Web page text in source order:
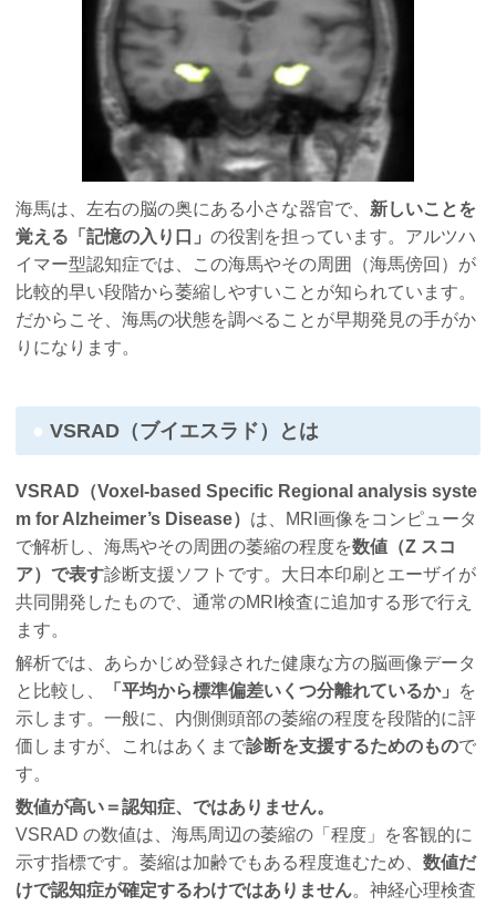
海馬は、左右の脳の奥にある小さな器官で、 新しいことを
覚える「記憶の入り口」の役割を担っています。アルツハ
イマー型認知症では、この海馬やその周囲（海馬傍回）が
比較的早い段階から萎縮しやすいことが知られています。
だからこそ、海馬の状態を調べることが早期発見の手がか
りになります。
VSRAD（ブイエスラド）とは
VSRAD（Voxel-based Specific Regional analysis syste
m for Alzheimer’s Disease） は、MRI画像をコンピュータ
で解析し、海馬やその周囲の萎縮の程度を数値（Z スコ
ア）で表す診断支援ソフトです。大日本印刷とエーザイが
共同開発したもので、通常のMRI検査に追加する形で行え
ます。
解析では、あらかじめ登録された健康な方の脳画像データ
と比較し、
「平均から標準偏差いくつ分離れているか」 を
示します。一般に、内側側頭部の萎縮の程度を段階的に評
価しますが、これはあくまで診断を支援するためのもので
す。
数値が高い＝認知症、ではありません。
VSRAD の数値は、海馬周辺の萎縮の「程度」を客観的に
示す指標です。萎縮は加齢でもある程度進むため、数値だ
けで認知症が確定するわけではありません。神経心理検査